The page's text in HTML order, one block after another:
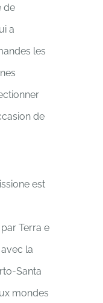
de
a
les
de
est
Terra e
la
Santa
mondes